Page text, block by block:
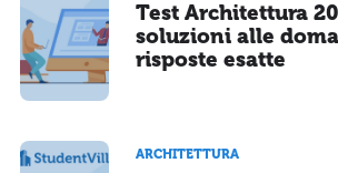
Test Architettura
soluzioni alle
risposte esatte
ARCHITETTURA